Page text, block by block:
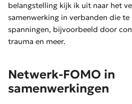
belangstelling kijk ik uit naar het
samenwerking in verbanden die
spanningen, bijvoorbeeld door
trauma en meer.
Netwerk-FOMO in
samenwerkingen